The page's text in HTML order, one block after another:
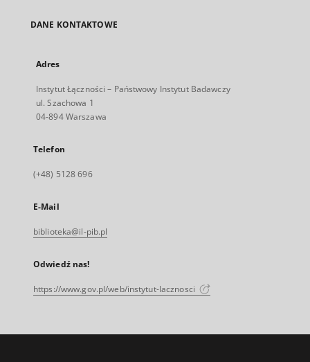
DANE KONTAKTOWE
Adres
Instytut Łączności – Państwowy Instytut Badawczy
ul. Szachowa 1
04-894 Warszawa
Telefon
(+48) 5128 696
E-Mail
biblioteka@il-pib.pl
Odwiedź nas!
https://www.gov.pl/web/instytut-lacznosci